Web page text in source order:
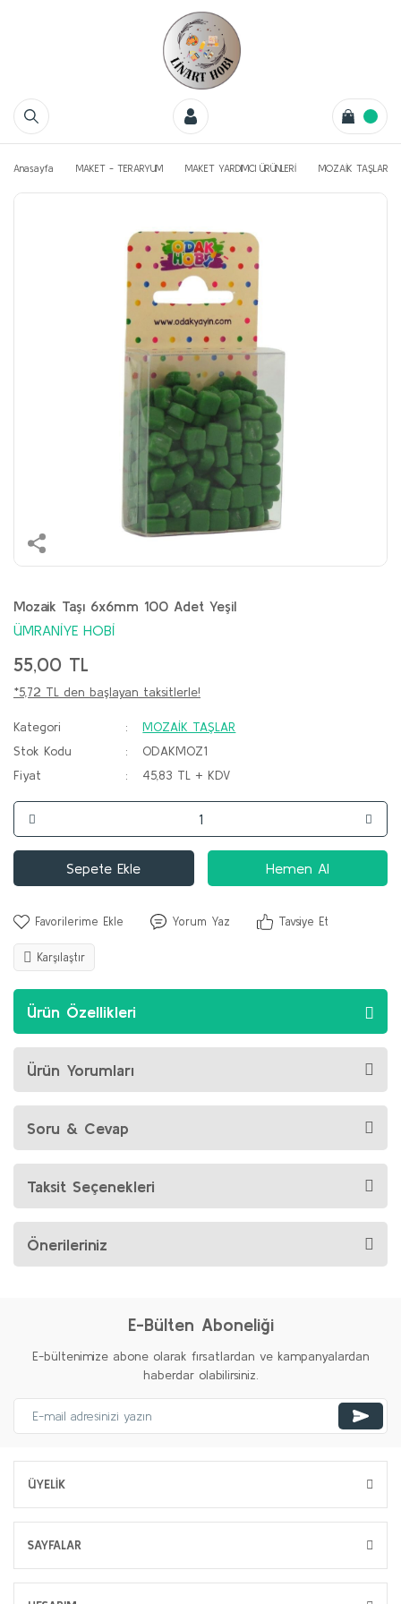
Anasayfa MAKET - TERARYUM MAKET YARDIMCI ÜRÜNLERİ MOZAİK TAŞLAR
Mozaik Taşı 6x6mm 100 Adet Yeşil
ÜMRANİYE HOBİ
55,00 TL
*5,72 TL den başlayan taksitlerle!
Kategori
MOZAİK TAŞLAR
Stok Kodu
ODAKMOZ1
Fiyat
45,83 TL + KDV
Sepete Ekle Hemen Al
Yorum Yaz Tavsiye Et
Karşılaştır
Ürün Özellikleri
Ürün Yorumları
Soru & Cevap
Taksit Seçenekleri
Önerileriniz
E-Bülten Aboneliği
E-bültenimize abone olarak fırsatlardan ve kampanyalardan
haberdar olabilirsiniz.
ÜYELİK
SAYFALAR